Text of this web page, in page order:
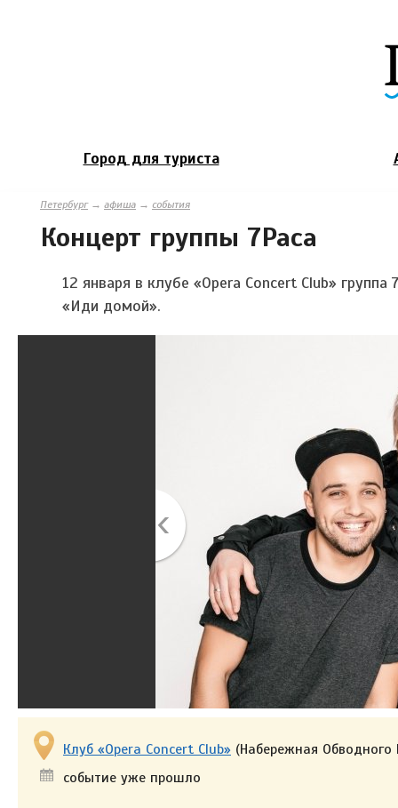
Город для туриста
Петербург→ афиша → события
Концерт группы 7Раса
12 января в клубе «Opera Concert Club»
«Иди домой».
Клуб «Opera Concert Club» (Набережная
событие уже прошло